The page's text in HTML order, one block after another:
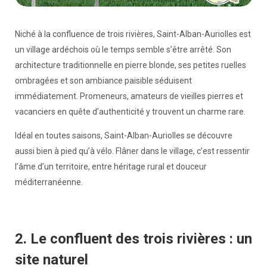
Niché à la confluence de trois rivières, Saint-Alban-Auriolles est
un village ardéchois où le temps semble s’être arrêté. Son
architecture traditionnelle en pierre blonde, ses petites ruelles
ombragées et son ambiance paisible séduisent
immédiatement. Promeneurs, amateurs de vieilles pierres et
vacanciers en quête d’authenticité y trouvent un charme rare.
Idéal en toutes saisons, Saint-Alban-Auriolles se découvre
aussi bien à pied qu’à vélo. Flâner dans le village, c’est ressentir
l’âme d’un territoire, entre héritage rural et douceur
méditerranéenne.
2. Le confluent des trois rivières : un
site naturel